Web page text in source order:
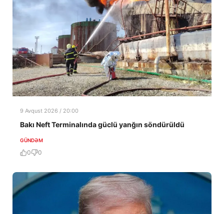
9 Avqust 2026 / 20:00
Bakı Neft Terminalında güclü yanğın söndürüldü
GÜNDƏM
0 0